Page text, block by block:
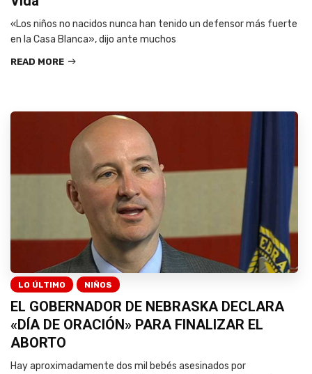
«Los niños no nacidos nunca han tenido un defensor más fuerte
en la Casa Blanca», dijo ante muchos
READ MORE
LO ÚLTIMO NIÑOS
EL GOBERNADOR DE NEBRASKA DECLARA
«DÍA DE ORACIÓN» PARA FINALIZAR EL
ABORTO
Hay aproximadamente dos mil bebés asesinados por